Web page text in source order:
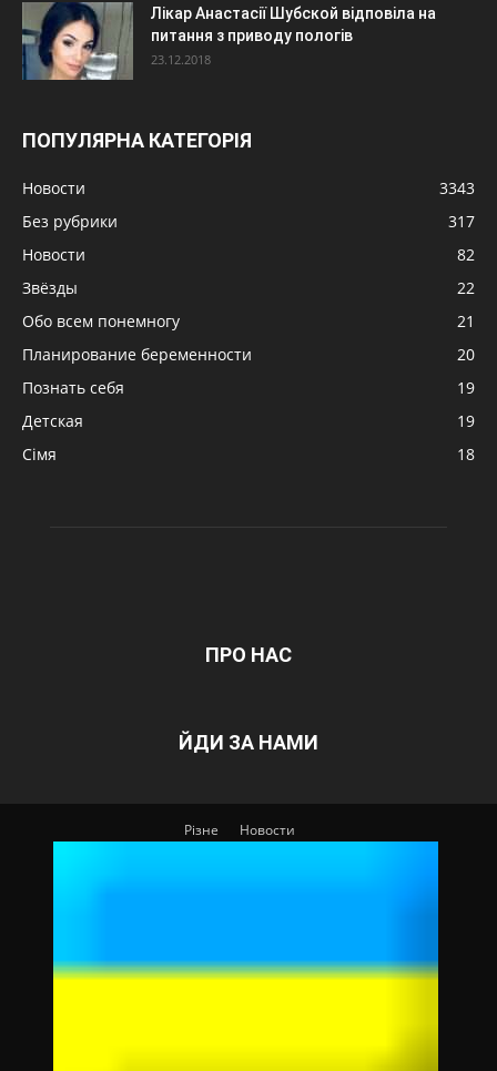
Лікар Анастасії Шубской відповіла на
питання з приводу пологів
23.12.2018
ПОПУЛЯРНА КАТЕГОРІЯ
Новости
3343
Без рубрики
317
Новости
82
Звёзды
22
Обо всем понемногу
21
Планирование беременности
20
Познать себя
19
Детская
19
Сімя
18
ПРО НАС
ЙДИ ЗА НАМИ
Різне Новости